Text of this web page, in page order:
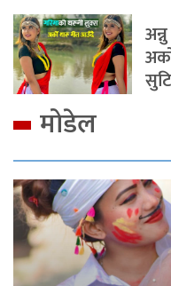
मोडेल